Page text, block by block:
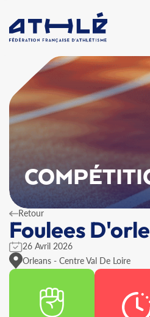
Retour
Foulees
26 Avril 2026
Orleans - Centre Val De Loire